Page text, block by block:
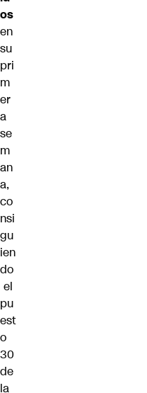
os
en
su
pri
m
er
a
se
m
an
a,
co
nsi
gu
ien
do
el
pu
est
o
30
de
la